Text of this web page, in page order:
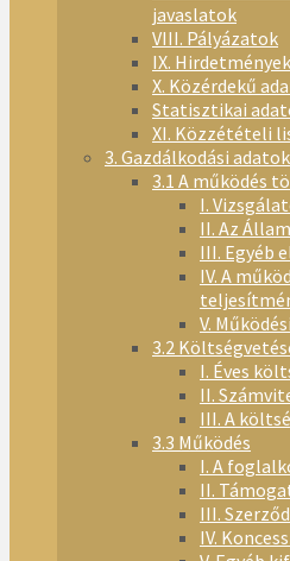
javaslatok
VIII. Pályázatok
IX. Hirdetmények
X. Közérdekű
Statisztikai
XI. Közzétételi
3. Gazdálkodási adatok
3.1 A működés
I.
II. Az
III. Egyéb
IV. A
V.
3.2
I. Éves
II.
III. A
3.3 Működés
I. A
II.
III.
IV.